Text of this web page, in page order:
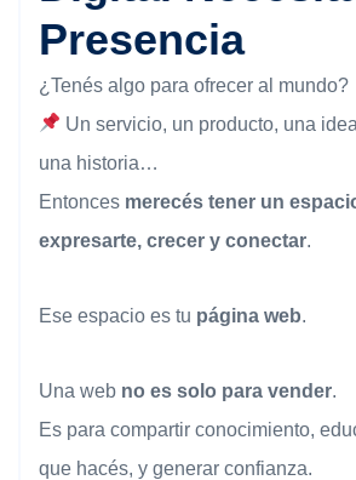
Presencia
¿Tenés algo para ofrecer al mundo?
Un servicio, un producto, una
una historia…
Entonces merecés tener un
expresarte, crecer y conectar.
Ese espacio es tu página web.
Una web no es solo para vender.
Es para compartir conocimiento,
que hacés, y generar confianza.